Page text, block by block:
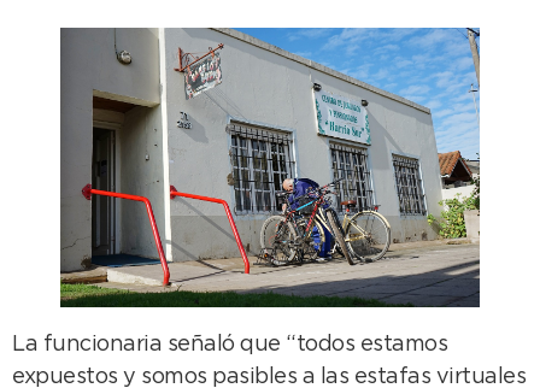
La funcionaria señaló que “todos estamos
expuestos y somos pasibles a las estafas virtuales